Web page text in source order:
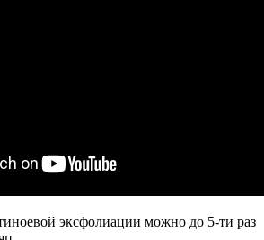
эксфолиации можно до 5-ти раз